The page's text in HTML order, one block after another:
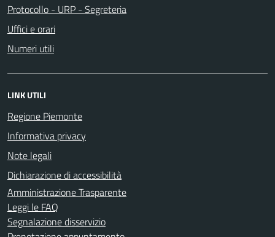
Protocollo - URP - Segreteria
Uffici e orari
Numeri utili
LINK UTILI
Regione Piemonte
Informativa privacy
Note legali
Dichiarazione di accessibilità
Amministrazione Trasparente
Leggi le FAQ
Segnalazione disservizio